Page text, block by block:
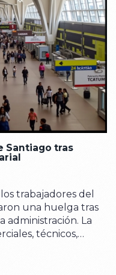
Santiago tras
trabajadores del
una huelga tras
administración. La
técnicos,
se tomó